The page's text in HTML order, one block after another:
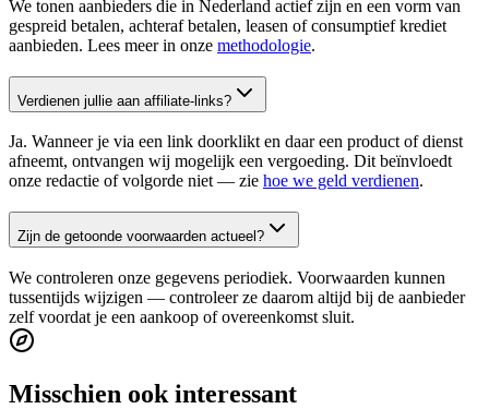
We tonen aanbieders die in Nederland actief zijn en een vorm van
gespreid betalen, achteraf betalen, leasen of consumptief krediet
aanbieden. Lees meer in onze methodologie.
Verdienen jullie aan affiliate-links?
Ja. Wanneer je via een link doorklikt en daar een product of dienst
afneemt, ontvangen wij mogelijk een vergoeding. Dit beïnvloedt
onze redactie of volgorde niet — zie hoe we geld verdienen.
Zijn de getoonde voorwaarden actueel?
We controleren onze gegevens periodiek. Voorwaarden kunnen
tussentijds wijzigen — controleer ze daarom altijd bij de aanbieder
zelf voordat je een aankoop of overeenkomst sluit.
Misschien ook interessant